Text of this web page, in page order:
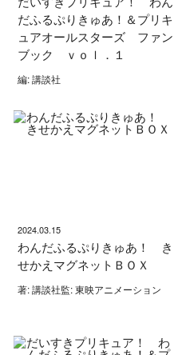
だふるぷりきゅあ！＆プリキ
ュアオールスターズ ファン
ブック ｖｏｌ．１
編: 講談社
2024.03.15
わんだふるぷりきゅあ！ き
せかえマグネットＢＯＸ
著: 講談社監: 東映アニメーション